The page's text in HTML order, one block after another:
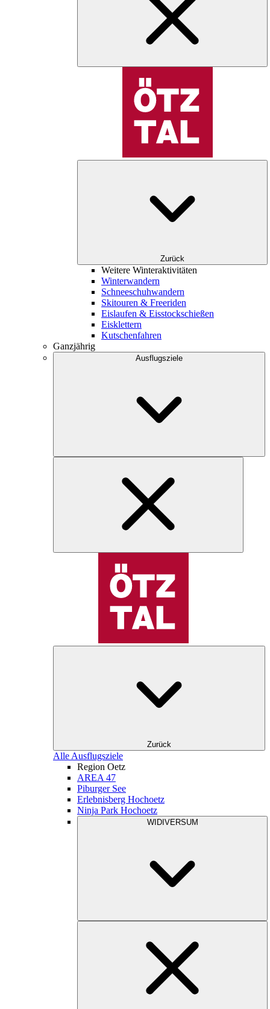
Zurück
Weitere Winteraktivitäten
Winterwandern
Schneeschuhwandern
Skitouren & Freeriden
Eislaufen & Eisstockschießen
Eisklettern
Kutschenfahren
Ganzjährig
Ausflugsziele
Zurück
Alle Ausflugsziele
Region Oetz
AREA 47
Piburger See
Erlebnisberg Hochoetz
Ninja Park Hochoetz
WIDIVERSUM